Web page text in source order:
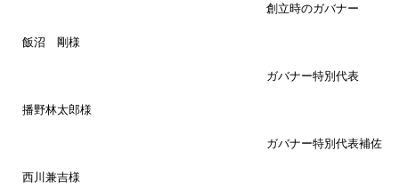
創立時のガバナー
飯沼 剛様
ガバナー特別代表
播野林太郎様
ガバナー特別代表補佐
西川兼吉様